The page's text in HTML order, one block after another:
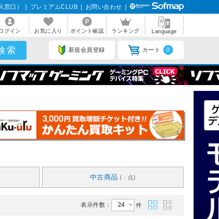
窓口） プレミアムCLUB お問い合わせ
グイン お気に入り ポイント確認 ランキング Language
新規会員登録 カート 0
中古商品 ( - 点)
表示件数： 件